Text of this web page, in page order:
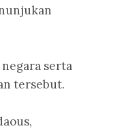
serta
tersebut.